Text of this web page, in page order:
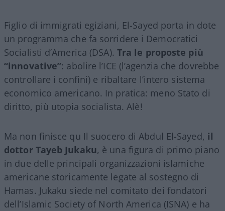
Figlio di immigrati egiziani, El-Sayed porta in dote
un programma che fa sorridere i Democratici
Socialisti d’America (DSA). Tra le proposte più
“innovative”: abolire l’ICE (l’agenzia che dovrebbe
controllare i confini) e ribaltare l’intero sistema
economico americano. In pratica: meno Stato di
diritto, più utopia socialista. Alè!
Ma non finisce qu Il suocero di Abdul El-Sayed, il
dottor Tayeb Jukaku, è una figura di primo piano
in due delle principali organizzazioni islamiche
americane storicamente legate al sostegno di
Hamas. Jukaku siede nel comitato dei fondatori
dell’Islamic Society of North America (ISNA) e ha